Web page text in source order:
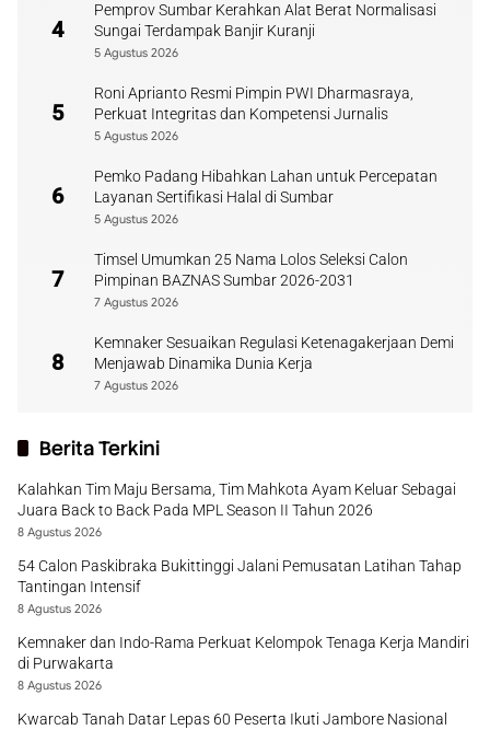
4
Pemprov Sumbar Kerahkan Alat Berat Normalisasi
Sungai Terdampak Banjir Kuranji
5 Agustus 2026
5
Roni Aprianto Resmi Pimpin PWI Dharmasraya,
Perkuat Integritas dan Kompetensi Jurnalis
5 Agustus 2026
6
Pemko Padang Hibahkan Lahan untuk Percepatan
Layanan Sertifikasi Halal di Sumbar
5 Agustus 2026
7
Timsel Umumkan 25 Nama Lolos Seleksi Calon
Pimpinan BAZNAS Sumbar 2026-2031
7 Agustus 2026
8
Kemnaker Sesuaikan Regulasi Ketenagakerjaan Demi
Menjawab Dinamika Dunia Kerja
7 Agustus 2026
Berita Terkini
Kalahkan Tim Maju Bersama, Tim Mahkota Ayam Keluar Sebagai
Juara Back to Back Pada MPL Season II Tahun 2026
8 Agustus 2026
54 Calon Paskibraka Bukittinggi Jalani Pemusatan Latihan Tahap
Tantingan Intensif
8 Agustus 2026
Kemnaker dan Indo-Rama Perkuat Kelompok Tenaga Kerja Mandiri
di Purwakarta
8 Agustus 2026
Kwarcab Tanah Datar Lepas 60 Peserta Ikuti Jambore Nasional